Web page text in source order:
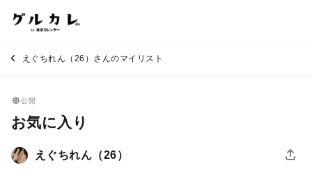
えぐちれん（26）さんのマイリスト
公開
お気に入り
えぐちれん（26）